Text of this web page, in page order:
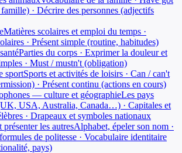
· Décrire des personnes (adjectifs
Matières scolaires et emploi du temps ·
· Présent simple (routine, habitudes)
Parties du corps · Exprimer la douleur et
· Must / mustn't (obligation)
sportSports et activités de loisirs · Can / can't
· Présent continu (actions en cours)
— culture et géographieLes pays
USA, Australia, Canada…) · Capitales et
· Drapeaux et symboles nationaux
présenter les autresAlphabet, épeler son nom ·
de politesse · Vocabulaire identitaire
pays)